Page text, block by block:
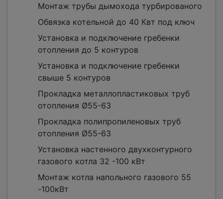
Монтаж трубы дымохода турбированого
Обвязка котельной до 40 Квт под ключ
Установка и подключение гребенки
отопления до 5 контуров
Установка и подключение гребенки
свыше 5 контуров
Прокладка металлопластиковых труб
отопления Ø55-63
Прокладка полипропиленовых труб
отопления Ø55-63
Установка настенного двухконтурного
газового котла 32 -100 кВт
Монтаж котла напольного газового 55
-100кВт